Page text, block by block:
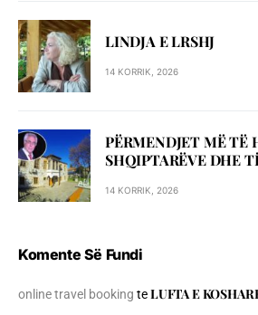
LINDJA E LRSHJ
14 KORRIK, 2026
PËRMENDJET MË TË
SHQIPTARËVE DHE
14 KORRIK, 2026
Komente Së Fundi
online travel booking teLUFTA E